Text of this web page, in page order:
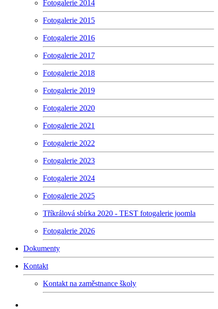
Fotogalerie 2014
Fotogalerie 2015
Fotogalerie 2016
Fotogalerie 2017
Fotogalerie 2018
Fotogalerie 2019
Fotogalerie 2020
Fotogalerie 2021
Fotogalerie 2022
Fotogalerie 2023
Fotogalerie 2024
Fotogalerie 2025
Tříkrálová sbírka 2020 - TEST fotogalerie joomla
Fotogalerie 2026
Dokumenty
Kontakt
Kontakt na zaměstnance školy